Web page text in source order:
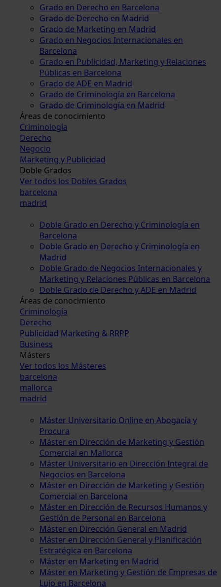
Grado en Derecho en Barcelona
Grado de Derecho en Madrid
Grado de Marketing en Madrid
Grado en Negocios Internacionales en
Barcelona
Grado en Publicidad, Marketing y Relaciones
Públicas en Barcelona
Grado de ADE en Madrid
Grado de Criminología en Barcelona
Grado de Criminología en Madrid
Áreas de conocimiento
Criminología
Derecho
Negocio
Marketing y Publicidad
Doble Grados
Ver todos los Dobles Grados
barcelona
madrid
Doble Grado en Derecho y Criminología en
Barcelona
Doble Grado en Derecho y Criminología en
Madrid
Doble Grado de Negocios Internacionales y
Marketing y Relaciones Públicas en Barcelona
Doble Grado de Derecho y ADE en Madrid
Áreas de conocimiento
Criminología
Derecho
Publicidad Marketing & RRPP
Business
Másters
Ver todos los Másteres
barcelona
mallorca
madrid
Máster Universitario Online en Abogacía y
Procura
Máster en Dirección de Marketing y Gestión
Comercial en Mallorca
Máster Universitario en Dirección Integral de
Negocios en Barcelona
Máster en Dirección de Marketing y Gestión
Comercial en Barcelona
Máster en Dirección de Recursos Humanos y
Gestión de Personal en Barcelona
Máster en Dirección General en Madrid
Máster en Dirección General y Planificación
Estratégica en Barcelona
Máster en Marketing en Madrid
Máster en Marketing y Gestión de Empresas de
Lujo en Barcelona